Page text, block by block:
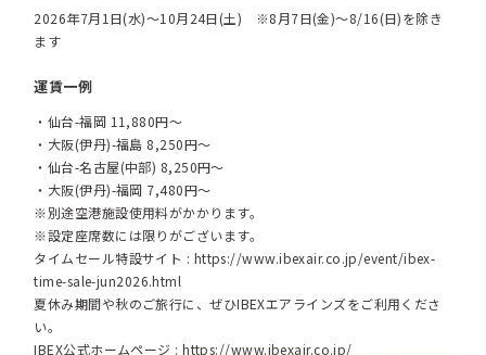
2026年7月1日(水)～10月24日(土) ※8月7日(金)～8/16(日)を除き
ます
運賃一例
・仙台-福岡 11,880円～
・大阪(伊丹)-福島 8,250円～
・仙台-名古屋(中部) 8,250円～
・大阪(伊丹)-福岡 7,480円～
※別途空港施設使用料がかかります。
※設定座席数には限りがございます。
タイムセール特設サイト : https://www.ibexair.co.jp/event/ibex-
time-sale-jun2026.html
夏休み期間や秋のご旅行に、ぜひIBEXエアラインズをご利用くださ
い。
IBEX公式ホームページ :https://www.ibexair.co.jp/